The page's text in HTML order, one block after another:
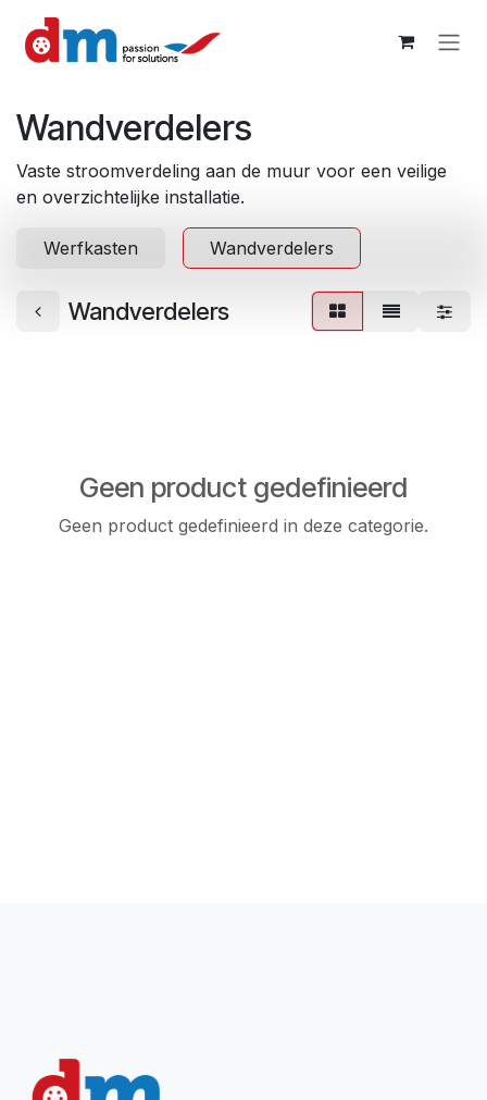
Overslaan naar inhoud
Wandverdelers
Vaste stroomverdeling aan de muur voor een veilige
en overzichtelijke installatie.
Werfkasten Wandverdelers
Wandverdelers
Geen product gedefinieerd
Geen product gedefinieerd in deze categorie.